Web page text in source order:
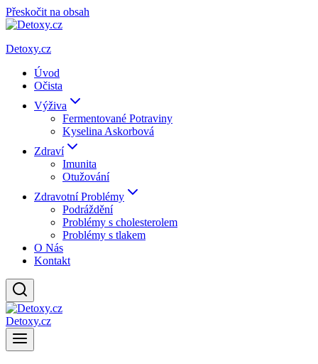
Přeskočit na obsah
Detoxy.cz
Úvod
Očista
Výživa
Fermentované Potraviny
Kyselina Askorbová
Zdraví
Imunita
Otužování
Zdravotní Problémy
Podráždění
Problémy s cholesterolem
Problémy s tlakem
O Nás
Kontakt
Detoxy.cz